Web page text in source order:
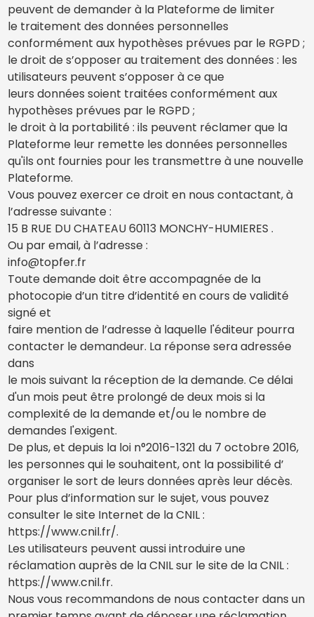
peuvent de demander à la Plateforme de limiter
le traitement des données personnelles
conformément aux hypothèses prévues par le RGPD ;
le droit de s’opposer au traitement des données : les
utilisateurs peuvent s’opposer à ce que
leurs données soient traitées conformément aux
hypothèses prévues par le RGPD ;
le droit à la portabilité : ils peuvent réclamer que la
Plateforme leur remette les données personnelles
qu'ils ont fournies pour les transmettre à une nouvelle
Plateforme.
Vous pouvez exercer ce droit en nous contactant, à
l’adresse suivante :
15 B RUE DU CHATEAU 60113 MONCHY-HUMIERES .
Ou par email, à l’adresse :
info@topfer.fr
Toute demande doit être accompagnée de la
photocopie d’un titre d’identité en cours de validité
signé et
faire mention de l’adresse à laquelle l'éditeur pourra
contacter le demandeur. La réponse sera adressée
dans
le mois suivant la réception de la demande. Ce délai
d'un mois peut être prolongé de deux mois si la
complexité de la demande et/ou le nombre de
demandes l'exigent.
De plus, et depuis la loi n°2016-1321 du 7 octobre 2016,
les personnes qui le souhaitent, ont la possibilité d’
organiser le sort de leurs données après leur décès.
Pour plus d’information sur le sujet, vous pouvez
consulter le site Internet de la CNIL :
https://www.cnil.fr/.
Les utilisateurs peuvent aussi introduire une
réclamation auprès de la CNIL sur le site de la CNIL :
https://www.cnil.fr.
Nous vous recommandons de nous contacter dans un